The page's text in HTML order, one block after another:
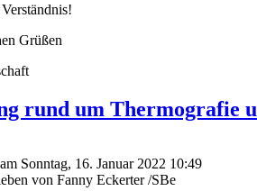
Grüßen
rund um Thermografie
Sonntag, 16. Januar 2022 10:49
von Fanny Eckerter /SBe